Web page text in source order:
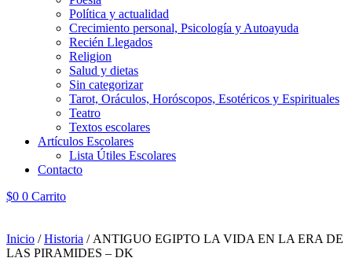
Política y actualidad
Crecimiento personal, Psicología y Autoayuda
Recién Llegados
Religion
Salud y dietas
Sin categorizar
Tarot, Oráculos, Horóscopos, Esotéricos y Espirituales
Teatro
Textos escolares
Artículos Escolares
Lista Útiles Escolares
Contacto
$0 0 Carrito
Inicio /Historia / ANTIGUO EGIPTO LA VIDA EN LA ERA DE
LAS PIRAMIDES – DK